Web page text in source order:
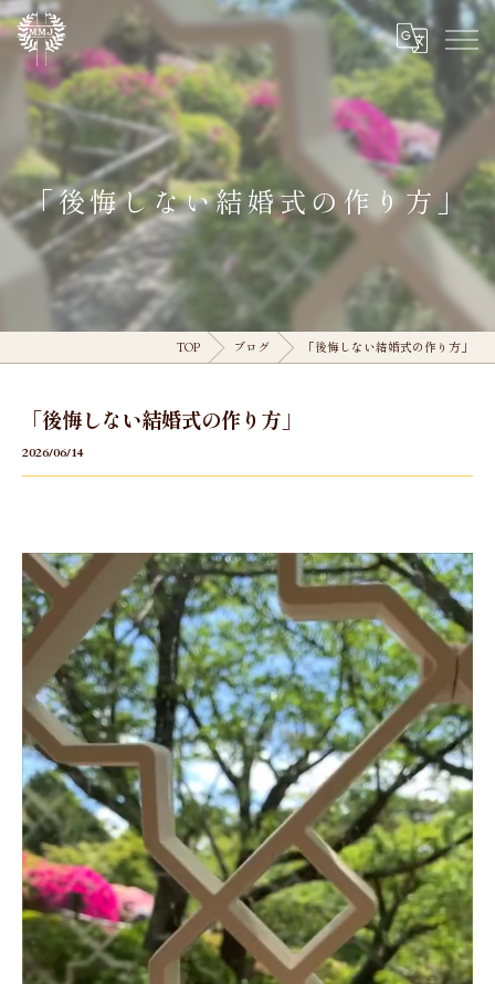
「後悔しない結婚式の作り方」
TOP ブログ 「後悔しない結婚式の作り方」
「後悔しない結婚式の作り方」
2026/06/14